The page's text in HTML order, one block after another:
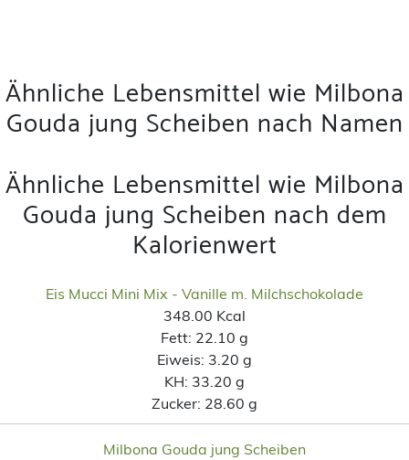
Ähnliche Lebensmittel wie Milbona
Gouda jung Scheiben nach Namen
Ähnliche Lebensmittel wie Milbona
Gouda jung Scheiben nach dem
Kalorienwert
Eis Mucci Mini Mix - Vanille m. Milchschokolade
348.00 Kcal
Fett: 22.10 g
Eiweis: 3.20 g
KH: 33.20 g
Zucker: 28.60 g
Milbona Gouda jung Scheiben